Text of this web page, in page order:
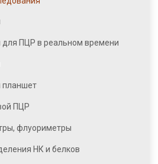
ПЦР в реальном времени
планшет
ПЦР
флуориметры
НК и белков